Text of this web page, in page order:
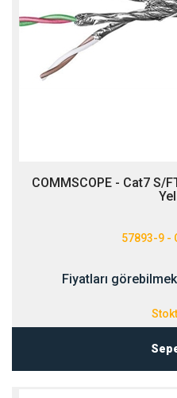
COMMSCOPE - Cat7 S/
57893-9 -
Fiyatları